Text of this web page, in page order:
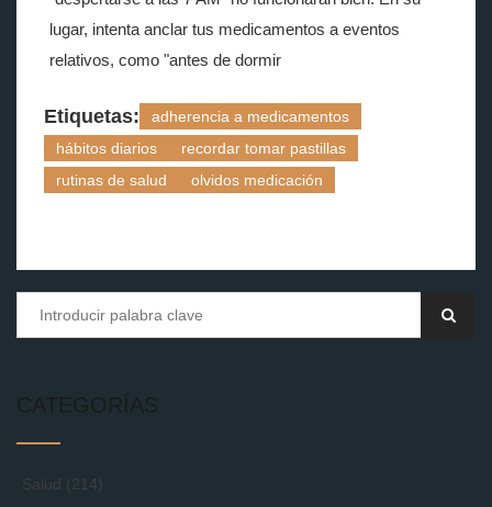
lugar, intenta anclar tus medicamentos a eventos
relativos, como "antes de dormir
Etiquetas:
adherencia a medicamentos
hábitos diarios
recordar tomar pastillas
rutinas de salud
olvidos medicación
CATEGORÍAS
Salud (214)